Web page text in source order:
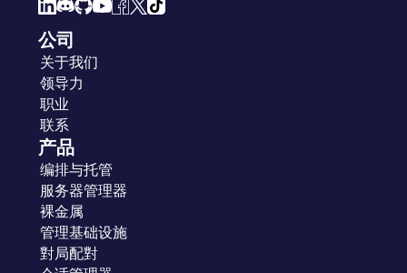
公司
关于我们
领导力
职业
联系
产品
编排与托管
服务器管理器
裸金属
管理基础设施
對局配對